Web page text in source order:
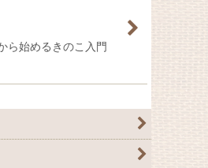
ら始めるきのこ入門